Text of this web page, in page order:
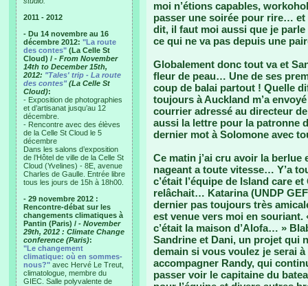
2011 - 2012
- Du 14 novembre au 16
décembre 2012: "La route
des contes" (La Celle St
Cloud) / - From November
14th to December 15th,
2012: "Tales' trip - La route
des contes"(La Celle St
Cloud):
- Exposition de photographies
et d’artisanat jusqu’au 12
décembre.
- Rencontre avec des élèves
de la Celle St Cloud le 5
décembre
Dans les salons d’exposition
de l’Hôtel de ville de la Celle St
Cloud (Yvelines) - 8E, avenue
Charles de Gaulle. Entrée libre
tous les jours de 15h à 18h00.
- 29 novembre 2012 :
Rencontre-débat sur les
changements climatiques à
Pantin (Paris) / - November
29th, 2012 : Climate Change
conference (Paris):
"Le changement
climatique: où en sommes-
nous?" avec Hervé Le Treut,
climatologue, membre du
GIEC. Salle polyvalente de
moi n’étions capables,
passer une soirée pour rire… et
dit, il faut moi aussi que je
ce qui ne va pas depuis une
Globalement donc tout va et
fleur de peau… Une de ses
coup de balai partout ! Quelle
toujours à Auckland m’a
courrier adressé au directeur
aussi la lettre pour la patronne
dernier mot à Solomone avec
Ce matin j’ai cru avoir la
nageant a toute vitesse… Y’a
c’était l’équipe de Island care
relâchait… Katarina (UNDP
dernier pas toujours très
est venue vers moi en souriant.
c’était la maison d’Alofa… »
Sandrine et Dani, un projet qui
demain si vous voulez je serai
accompagner Randy, qui
passer voir le capitaine du